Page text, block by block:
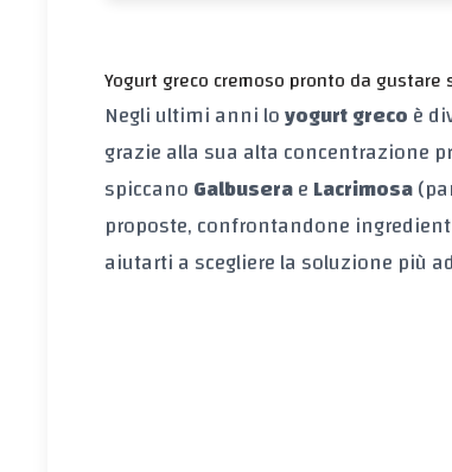
Yogurt greco cremoso pronto da
Negli ultimi anni loyogurt grecoè
grazie alla sua alta concentrazione
spiccanoGalbuseraeLacrimosa
proposte, confrontandone
aiutarti a scegliere la soluzione più